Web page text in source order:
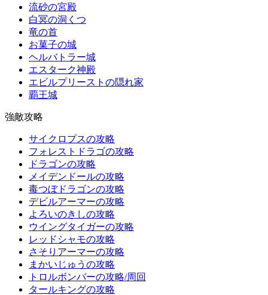
流砂の宮殿
白冥の洞くつ
竜の首
お菓子の城
ヘルバトラー城
エスターク神殿
エビルプリーストの隠れ家
覇王城
強敵攻略
サイクロプスの攻略
フォレストドラゴの攻略
ドラゴンの攻略
メイデンドールの攻略
毒つぼドラゴンの攻略
デビルアーマーの攻略
よろいのきしの攻略
ウイングタイガーの攻略
レッドシャモの攻略
さそりアーマーの攻略
まかいじゅうの攻略
トロルボンバーの攻略/周回
タールキングの攻略